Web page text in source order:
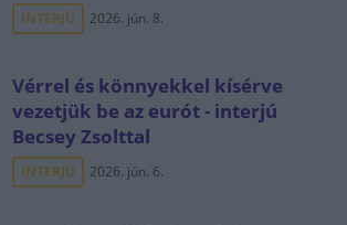
INTERJÚ 2026. jún. 8.
Vérrel és könnyekkel kísérve
vezetjük be az eurót - interjú
Becsey Zsolttal
INTERJÚ 2026. jún. 6.